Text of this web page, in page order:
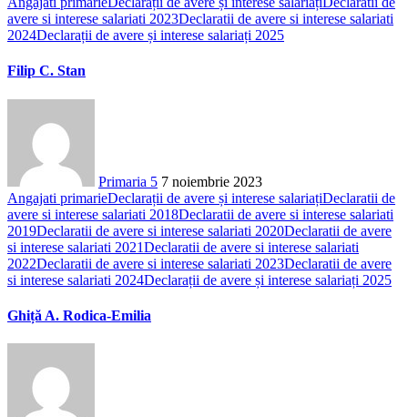
avere si interese salariati 2023Declaratii de avere si interese salariati
2024Declarații de avere și interese salariați 2025
Filip C. Stan
Primaria 5 7 noiembrie 2023
Angajati primarieDeclarații de avere și interese salariațiDeclaratii de
avere si interese salariati 2018Declaratii de avere si interese salariati
2019Declaratii de avere si interese salariati 2020Declaratii de avere
si interese salariati 2021Declaratii de avere si interese salariati
2022Declaratii de avere si interese salariati 2023Declaratii de avere
si interese salariati 2024Declarații de avere și interese salariați 2025
Ghiță A. Rodica-Emilia